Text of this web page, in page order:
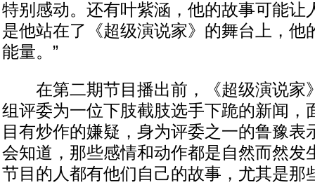
特别感动。还有叶紫涵，他的故事可能让
是他站在了《超级演说家》的舞台上，他
能量。”
在第二期节目播出前，《超级演说家
组评委为一位下肢截肢选手下跪的新闻，
目有炒作的嫌疑，身为评委之一的鲁豫表
会知道，那些感情和动作都是自然而然发
节目的人都有他们自己的故事，尤其是那